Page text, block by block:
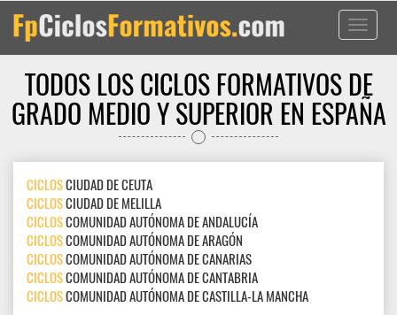
Toggle
TODOS LOS CICLOS FORMATIVOS DE
GRADO MEDIO Y SUPERIOR EN ESPAÑA
CICLOSCIUDAD DE CEUTA
CICLOSCIUDAD DE MELILLA
CICLOSCOMUNIDAD AUTÓNOMA DE ANDALUCÍA
CICLOSCOMUNIDAD AUTÓNOMA DE ARAGÓN
CICLOSCOMUNIDAD AUTÓNOMA DE CANARIAS
CICLOSCOMUNIDAD AUTÓNOMA DE CANTABRIA
CICLOSCOMUNIDAD AUTÓNOMA DE CASTILLA-LA MANCHA